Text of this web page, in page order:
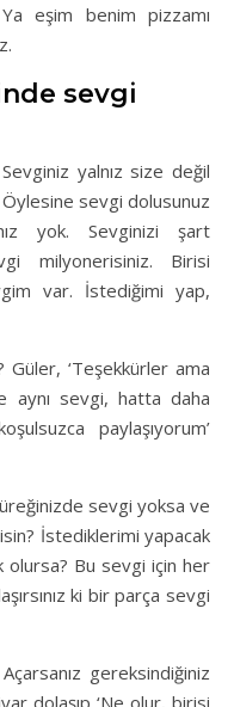
eşim benim pizzamı
sevgi
yalnız size değil
sevgi dolusunuz
yok. Sevginizi şart
milyonerisiniz. Birisi
var. İstediğimi yap,
‘Teşekkürler ama
aynı sevgi, hatta daha
paylaşıyorum’
sevgi yoksa ve
İstediklerimi yapacak
olursa? Bu sevgi için her
ki bir parça sevgi
gereksindiğiniz
dolaşıp ‘Ne olur, birisi